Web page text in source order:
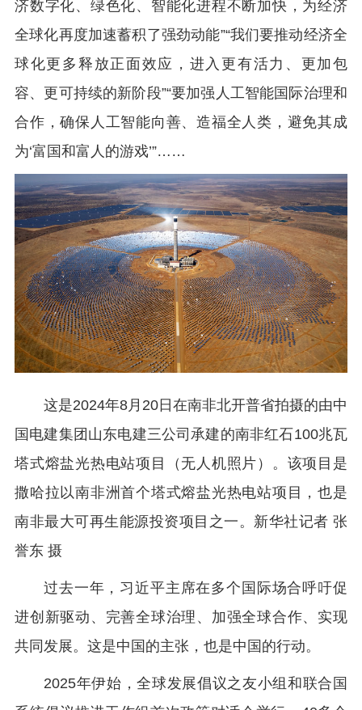
济数字化、绿色化、智能化进程不断加快，为经济
全球化再度加速蓄积了强劲动能”“我们要推动经济全
球化更多释放正面效应，进入更有活力、更加包
容、更可持续的新阶段”“要加强人工智能国际治理和
合作，确保人工智能向善、造福全人类，避免其成
为‘富国和富人的游戏’”……
这是2024年8月20日在南非北开普省拍摄的由中
国电建集团山东电建三公司承建的南非红石100兆瓦
塔式熔盐光热电站项目（无人机照片）。该项目是
撒哈拉以南非洲首个塔式熔盐光热电站项目，也是
南非最大可再生能源投资项目之一。新华社记者 张
誉东 摄
过去一年，习近平主席在多个国际场合呼吁促
进创新驱动、完善全球治理、加强全球合作、实现
共同发展。这是中国的主张，也是中国的行动。
2025年伊始，全球发展倡议之友小组和联合国